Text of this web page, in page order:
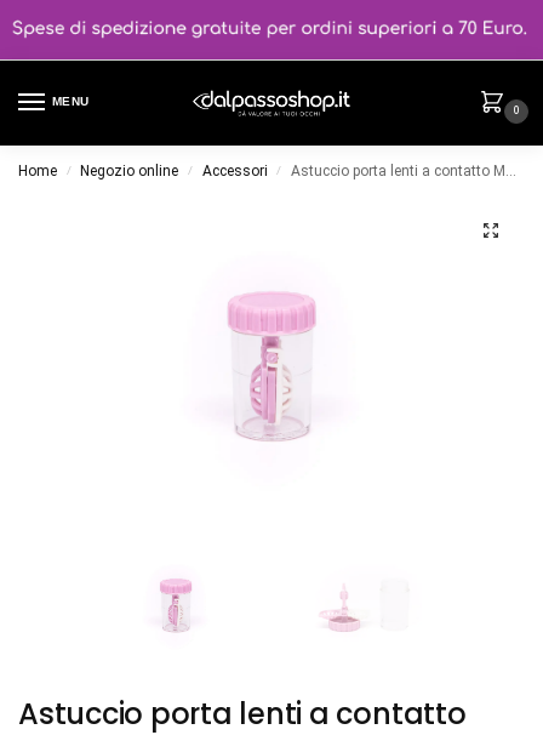
MENU
0
Home / Negozio online / Accessori / Astuccio porta lenti a contatto Morbide a cestello
Astuccio porta lenti a contatto